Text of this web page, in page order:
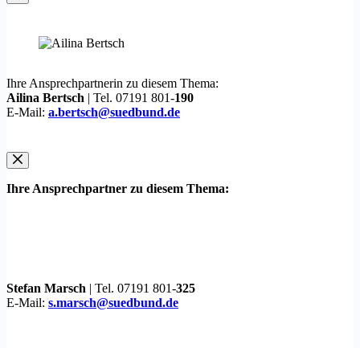
Ihre Ansprechpartnerin zu diesem Thema:
Ailina Bertsch | Tel. 07191 801-190
E-Mail: a.bertsch@suedbund.de
Ihre Ansprechpartner zu diesem Thema:
Stefan Marsch | Tel. 07191 801-325
E-Mail: s.marsch@suedbund.de